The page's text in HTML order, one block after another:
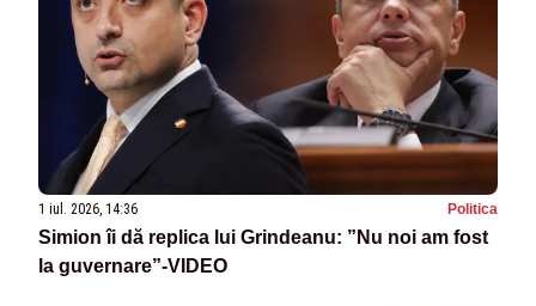
1 iul. 2026, 14:36 Politica
Simion îi dă replica lui Grindeanu: ”Nu noi am fost
la guvernare”-VIDEO